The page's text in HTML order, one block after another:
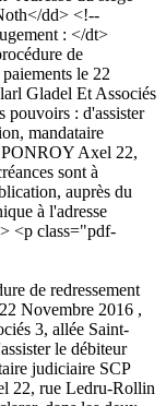
dd> <!--
: </dt>
de
le 22
Gladel Et Associés
pouvoirs : d'assister
mandataire
Axel 22,
sont à
auprès du
à l'adresse
<p class="pdf-
de redressement
Novembre 2016 ,
3, allée Saint-
le débiteur
judiciaire SCP
22, rue Ledru-Rollin